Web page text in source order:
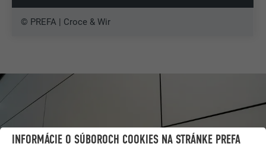
© PREFA | Croce & Wir
INFORMÁCIE O SÚBOROCH COOKIES NA STRÁNKE PREFA